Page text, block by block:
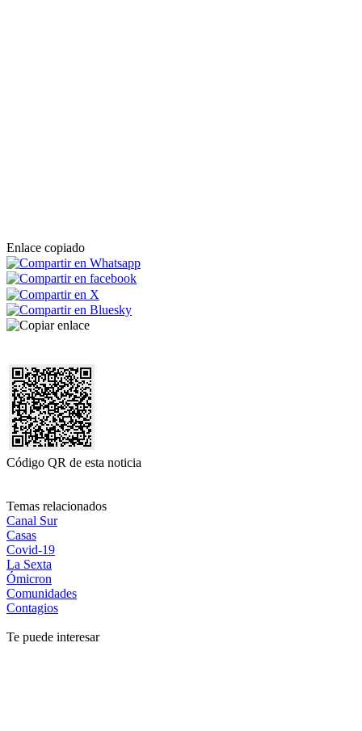
Enlace copiado
Código QR de esta noticia
Temas relacionados
Canal Sur
Casas
Covid-19
La Sexta
Ómicron
Comunidades
Contagios
Te puede interesar